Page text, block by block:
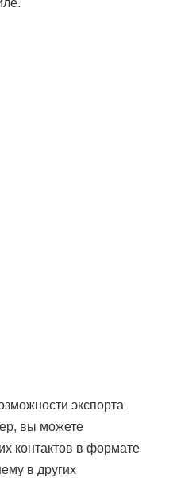
экспорта
вы можете
контактов в формате
в других